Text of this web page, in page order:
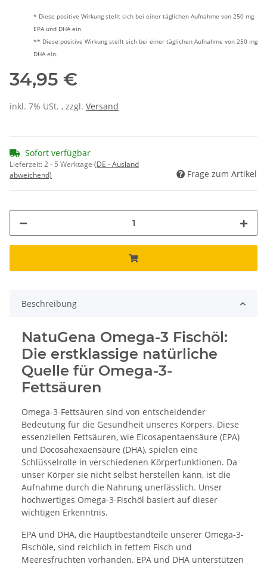
* Diese positive Wirkung stellt sich bei einer täglichen Aufnahme von 250 mg
EPA und DHA ein.
** Diese positive Wirkung stellt sich bei einer täglichen Aufnahme von 250 mg
DHA ein.
34,95 €
inkl. 7% USt. , zzgl. Versand
Sofort verfügbar
Lieferzeit:2 - 5 Werktage (DE - Ausland
abweichend)
Frage zum Artikel
Beschreibung
NatuGena Omega-3 Fischöl:
Die erstklassige natürliche
Quelle für Omega-3-
Fettsäuren
Omega-3-Fettsäuren sind von entscheidender
Bedeutung für die Gesundheit unseres Körpers. Diese
essenziellen Fettsäuren, wie Eicosapentaensäure (EPA)
und Docosahexaensäure (DHA), spielen eine
Schlüsselrolle in verschiedenen Körperfunktionen. Da
unser Körper sie nicht selbst herstellen kann, ist die
Aufnahme durch die Nahrung unerlässlich. Unser
hochwertiges Omega-3-Fischöl basiert auf dieser
wichtigen Erkenntnis.
EPA und DHA, die Hauptbestandteile unserer Omega-3-
Fischöle, sind reichlich in fettem Fisch und
Meeresfrüchten vorhanden. EPA und DHA unterstützen